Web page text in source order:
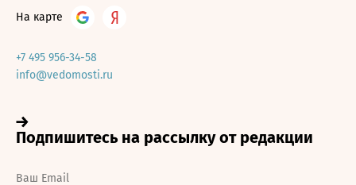
На карте
+7 495 956-34-58
info@vedomosti.ru